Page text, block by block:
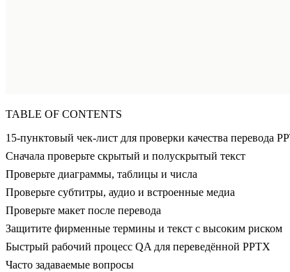
TABLE OF CONTENTS
15-пунктовый чек-лист для проверки качества перевода
Сначала проверьте скрытый и полускрытый текст
Проверьте диаграммы, таблицы и числа
Проверьте субтитры, аудио и встроенные медиа
Проверьте макет после перевода
Защитите фирменные термины и текст с высоким риском
Быстрый рабочий процесс QA для переведённой PPTX
Часто задаваемые вопросы